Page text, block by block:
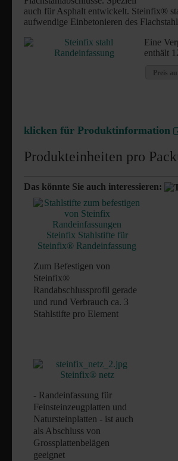
FRISOL Plant forte Langzeitdünger
arbofix Pflanzsicherung
auch für Asphalt entwickelt. Steinfix®
aufwendige Einbetonieren des
Eine
enthält
Preis
klicken für Produktinformation
Produkteinheiten pro
Das könnte Sie auch interessieren:
Steinfix Stahlstifte für
Steinfix® Randeinfassung
Zum Befestigen von
Steinfix®
Randabschlussprofil gerade
und rund Verbrauch ca. 3
Stahlstifte pro Element
Steinfix® netz
- Randeinfassung für
Feinsteinzeugplatten und
Natursteinplatten - ist auch
als Abschluss von
Grossplattenbelägen
geeignet